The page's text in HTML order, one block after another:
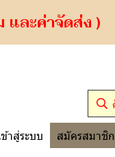
และค่าจัดส่ง )
ข้าสู่ระบบ สมัครสมาชิก